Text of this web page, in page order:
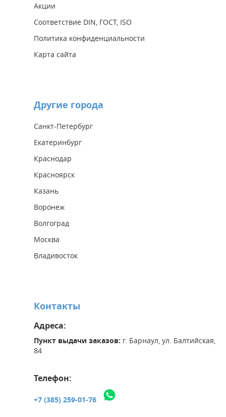
Акции
Соответствие DIN, ГОСТ, ISO
Политика конфиденциальности
Карта сайта
Другие города
Санкт-Петербург
Екатеринбург
Краснодар
Красноярск
Казань
Воронеж
Волгоград
Москва
Владивосток
Контакты
Адреса:
Пункт выдачи заказов: г. Барнаул, ул. Балтийская,
84
Телефон:
+7 (385) 259-01-76